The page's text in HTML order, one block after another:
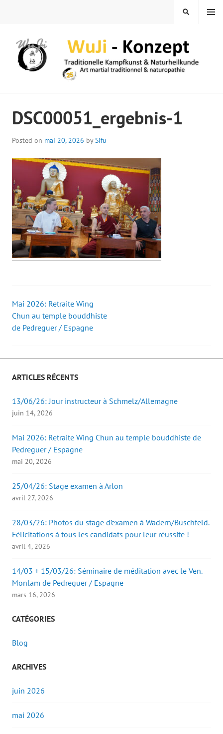
MENU
SEARCH
DSC00051_ergebnis-1
Posted on mai 20, 2026 bySifu
Post
navigation
Mai 2026: Retraite Wing
Chun au temple bouddhiste
de Pedreguer / Espagne
ARTICLES RÉCENTS
13/06/26: Jour instructeur à Schmelz/Allemagne
juin 14, 2026
Mai 2026: Retraite Wing Chun au temple bouddhiste de
Pedreguer / Espagne
mai 20, 2026
25/04/26: Stage examen à Arlon
avril 27, 2026
28/03/26: Photos du stage d’examen à Wadern/Büschfeld.
Félicitations à tous les candidats pour leur réussite !
avril 4, 2026
14/03 + 15/03/26: Séminaire de méditation avec le Ven.
Monlam de Pedreguer / Espagne
mars 16, 2026
CATÉGORIES
Blog
ARCHIVES
juin 2026
mai 2026